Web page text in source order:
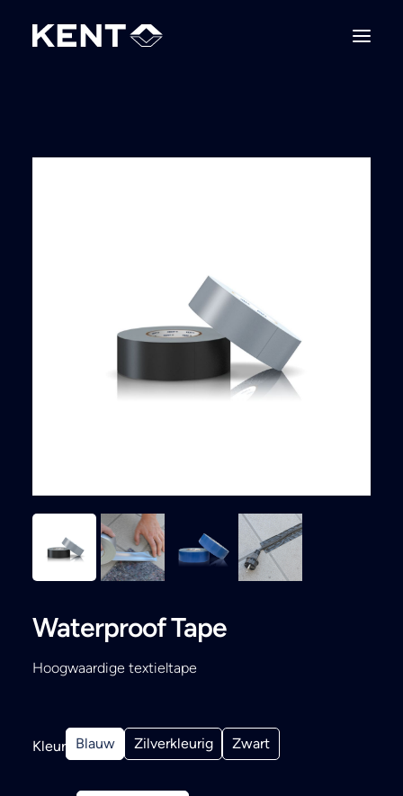
Waterproof Tape
Hoogwaardige textieltape
Kleur Blauw Zilverkleurig Zwart